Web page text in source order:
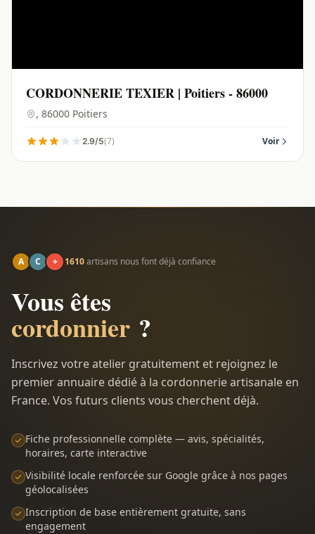
CORDONNERIE TEXIER | Poitiers - 86000
, 86000 Poitiers
2.9/5(7) Voir
A C + 1610artisans nous font déjà confiance
Vous êtes
cordonnier ?
Inscrivez votre atelier gratuitement et rejoignez le
premier annuaire dédié à la cordonnerie artisanale en
France. Vos futurs clients vous cherchent déjà.
Fiche professionnelle complète — avis, spécialités,
horaires, carte interactive
Visibilité locale renforcée sur Google grâce à nos pages
géolocalisées
Inscription de base entièrement gratuite, sans
engagement